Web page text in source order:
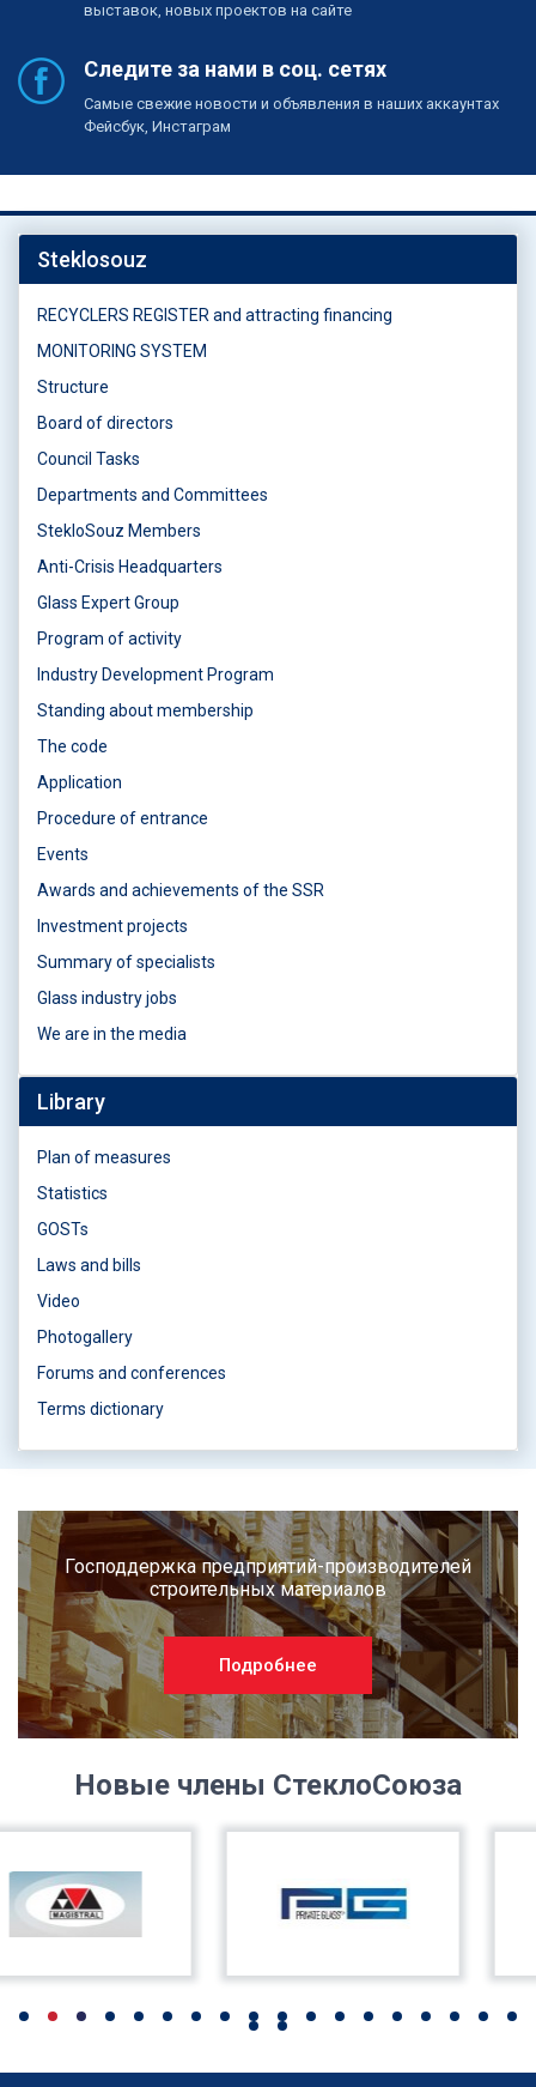
выставок, новых проектов на сайте
Следите за нами в соц. сетях
Самые свежие новости и объявления в наших аккаунтах
Фейсбук, Инстаграм
Steklosouz
RECYCLERS REGISTER and attracting financing
MONITORING SYSTEM
Structure
Board of directors
Council Tasks
Departments and Committees
StekloSouz Members
Anti-Crisis Headquarters
Glass Expert Group
Program of activity
Industry Development Program
Standing about membership
The code
Application
Procedure of entrance
Events
Awards and achievements of the SSR
Investment projects
Summary of specialists
Glass industry jobs
We are in the media
Library
Plan of measures
Statistics
GOSTs
Laws and bills
Video
Photogallery
Forums and conferences
Terms dictionary
Господдержка предприятий-производителей
строительных материалов
Подробнее
Новые члены СтеклоСоюза